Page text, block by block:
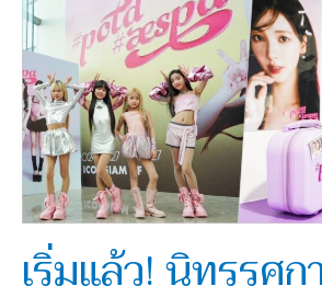
เริ่มแล้ว! นิทรรศก
แล้ว!
นิทรรศการ
เสมือน
จริง
‘#potd
#aespa
Exhibition
in
Bangkok’